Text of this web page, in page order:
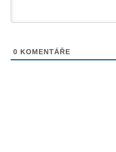
0 KOMENTÁŘE